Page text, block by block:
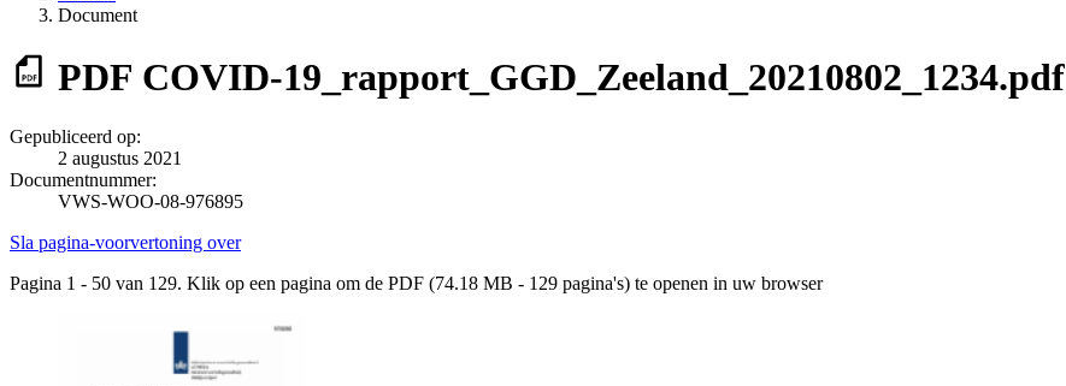
Document
PDF COVID-19_rapport_GGD_Zeeland_20210802_1234.pdf
Gepubliceerd op:
2 augustus 2021
Documentnummer:
VWS-WOO-08-976895
Sla pagina-voorvertoning over
Pagina 1 - 50 van 129. Klik op een pagina om de PDF (74.18 MB - 129 pagina's) te openen in uw browser